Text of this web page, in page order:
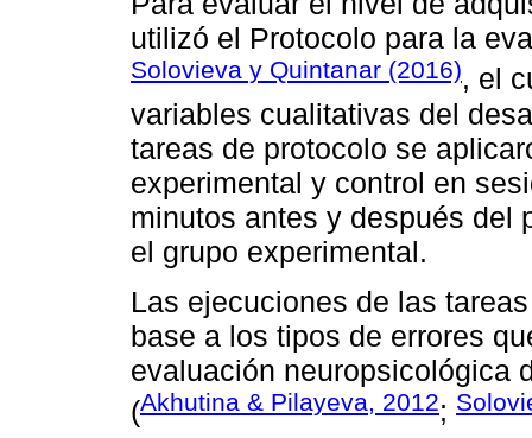
utilizó el Protocolo para la
Solovieva y Quintanar (2016), el
variables cualitativas del
tareas de protocolo se
experimental y control en
minutos antes y después del
el grupo experimental.
Las ejecuciones de las
base a los tipos de errores
evaluación neuropsicológica
(Akhutina & Pilayeva, 2012;